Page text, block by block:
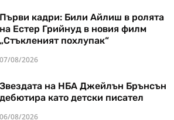
Първи кадри: Били Айлиш в ролята
на Естер Грийнуд в новия филм
„Стъкленият похлупак“
07/08/2026
Звездата на НБА Джейлън Брънсън
дебютира като детски писател
06/08/2026